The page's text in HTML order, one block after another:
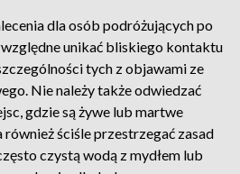
dla osób podróżujących po
unikać bliskiego kontaktu
tych z objawami ze
Nie należy także odwiedzać
gdzie są żywe lub martwe
ściśle przestrzegać zasad
czystą wodą z mydłem lub